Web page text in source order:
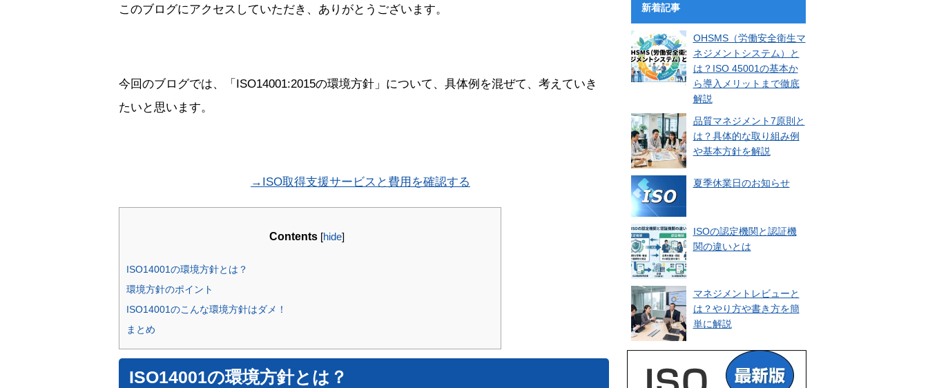
このブログにアクセスしていただき、ありがとうございます。
今回のブログでは、「ISO14001:2015の環境方針」について、具体例を混ぜて、考えていき
たいと思います。
→ISO取得支援サービスと費用を確認する
Contents [hide]
ISO14001の環境方針とは？
環境方針のポイント
ISO14001のこんな環境方針はダメ！
まとめ
ISO14001の環境方針とは？
新着記事
OHSMS（労働安全衛生マ
ネジメントシステム）と
は？ISO 45001の基本か
ら導入メリットまで徹底
解説
品質マネジメント7原則と
は？具体的な取り組み例
や基本方針を解説
夏季休業日のお知らせ
ISOの認定機関と認証機
関の違いとは
マネジメントレビューと
は？やり方や書き方を簡
単に解説